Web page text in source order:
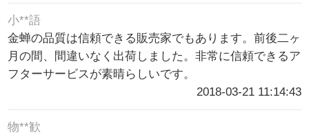
小**語
金蝉の品質は信頼できる販売家でもあります。前後二ヶ
月の間、間違いなく出荷しました。非常に信頼できるア
フターサービスが素晴らしいです。
2018-03-21 11:14:43
物**歓